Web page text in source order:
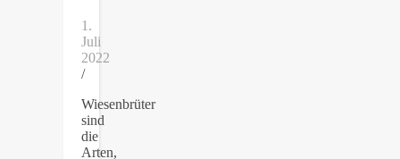
1.
Juli
2022
/
Wiesenbrüter
sind
die
Arten,